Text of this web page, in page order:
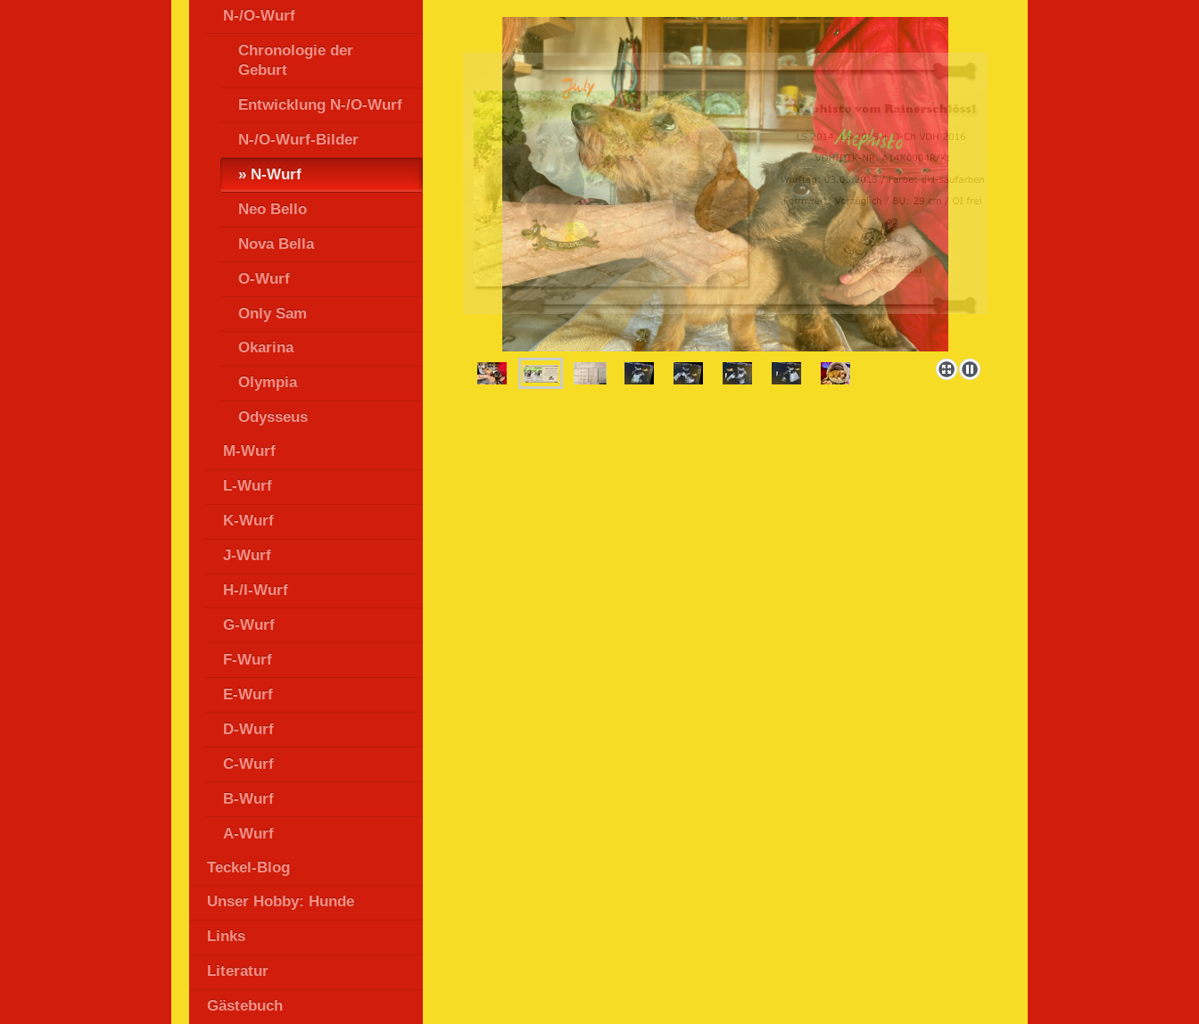
N-/O-Wurf
Chronologie der
Geburt
Entwicklung N-/O-Wurf
N-/O-Wurf-Bilder
N-Wurf
Neo Bello
Nova Bella
O-Wurf
Only Sam
Okarina
Olympia
Odysseus
M-Wurf
L-Wurf
K-Wurf
J-Wurf
H-/I-Wurf
G-Wurf
F-Wurf
E-Wurf
D-Wurf
C-Wurf
B-Wurf
A-Wurf
Teckel-Blog
Unser Hobby: Hunde
Links
Literatur
Gästebuch